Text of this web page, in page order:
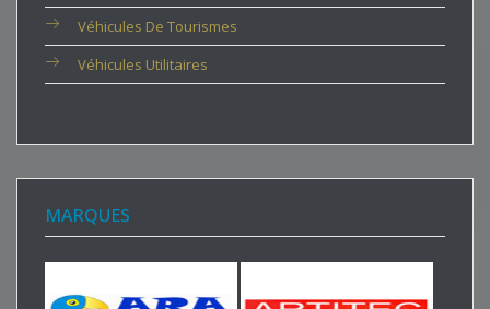
Véhicules De Tourismes
Véhicules Utilitaires
MARQUES